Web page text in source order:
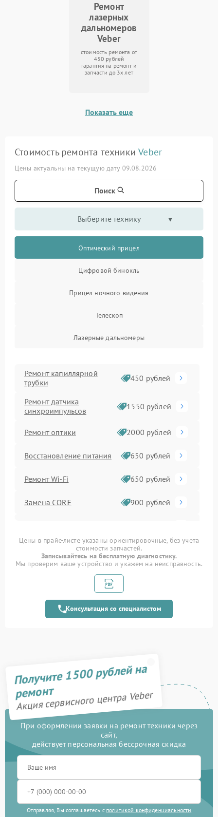
Ремонт
лазерных
дальномеров
Veber
стоимость ремонта от
450 рублей
гарантия на ремонт и
запчасти до 3х лет
Показать еще
Стоимость ремонта техникиVeber
Цены актуальны на текущую дату 09.08.2026
Поиск
Выберите технику
Оптический прицел
Цифровой бинокль
Прицел ночного видения
Телескоп
Лазерные дальномеры
Ремонт капиллярной
трубки
450 рублей
Ремонт датчика
синхроимпульсов
1550 рублей
Ремонт оптики 2000 рублей
Восстановление питания 650 рублей
Ремонт Wi-Fi 650 рублей
Замена CORE 900 рублей
Замена аккумулятора 590 рублей
Ремонт встроенного
дальнометра и других
Замена матрицы 1100 рублей
Калибровка и настройка 750 рублей
Ремонт электронно-
лучевой трубки
1000 рублей
логики
Замена процессора
управления
Цены в прайс-листе указаны ориентировочные, без учета
стоимости запчастей.
Записывайтесь на бесплатную диагностику.
Мы проверим ваше устройство и укажем на неисправность.
Консультация со специалистом
Получите 1500 рублей на
ремонт
Акция сервисного центра Veber
При оформлении заявки на ремонт техники через
сайт,
действует персональная бессрочная скидка
Отправляя, Вы соглашаетесь с политикой конфиденциальности